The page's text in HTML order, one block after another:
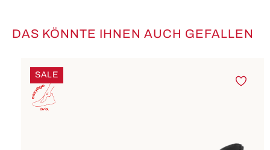
Produktgalerie überspringen
DAS KÖNNTE IHNEN AUCH GEFALLEN
SALE